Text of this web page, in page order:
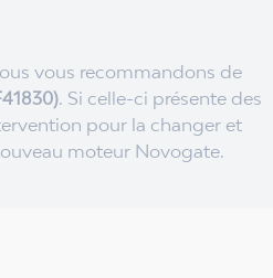
vous recommandons de
. Si celle-ci présente des
pour la changer et
moteur Novogate.